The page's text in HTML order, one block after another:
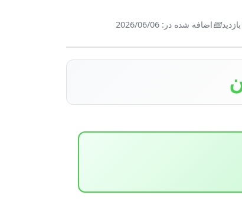
📅اضافه شده در: 2026/06/06